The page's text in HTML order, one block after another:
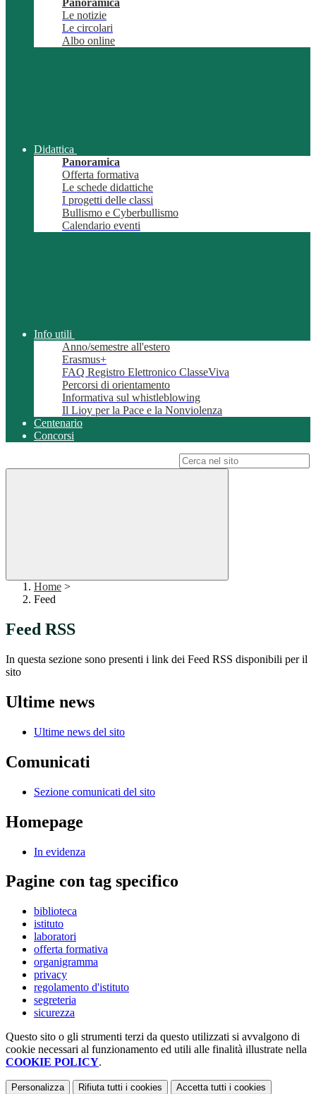
Panoramica
Le notizie
Le circolari
Albo online
Didattica
Panoramica
Offerta formativa
Le schede didattiche
I progetti delle classi
Bullismo e Cyberbullismo
Calendario eventi
Info utili
Anno/semestre all'estero
Erasmus+
FAQ Registro Elettronico ClasseViva
Percorsi di orientamento
Informativa sul whistleblowing
Il Lioy per la Pace e la Nonviolenza
Centenario
Concorsi
Home >
Feed
Feed RSS
In questa sezione sono presenti i link dei Feed RSS disponibili per il
sito
Ultime news
Ultime news del sito
Comunicati
Sezione comunicati del sito
Homepage
In evidenza
Pagine con tag specifico
biblioteca
istituto
laboratori
offerta formativa
organigramma
privacy
regolamento d'istituto
segreteria
sicurezza
Questo sito o gli strumenti terzi da questo utilizzati si avvalgono di
cookie necessari al funzionamento ed utili alle finalità illustrate nella
COOKIE POLICY.
Personalizza Rifiuta tutti i cookies Accetta tutti i cookies